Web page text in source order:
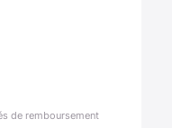
de remboursement